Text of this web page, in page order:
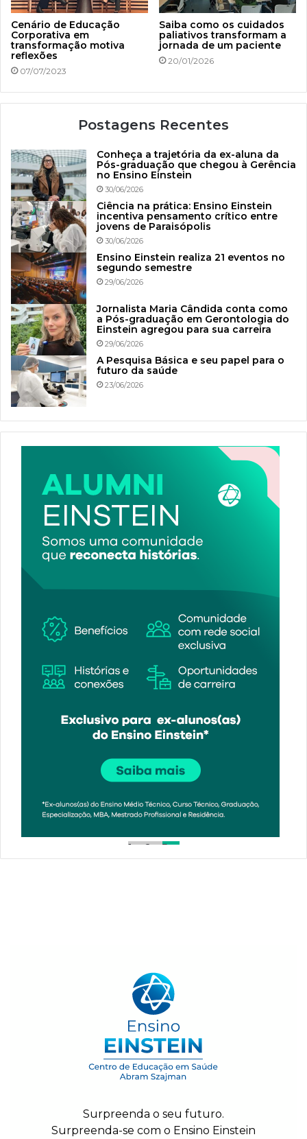
Cenário de Educação
Corporativa em
transformação motiva
reflexões
07/07/2023
Saiba como os cuidados
paliativos transformam a
jornada de um paciente
20/01/2026
Postagens Recentes
Conheça a trajetória da ex-aluna da
Pós-graduação que chegou à Gerência
no Ensino Einstein
30/06/2026
Ciência na prática: Ensino Einstein
incentiva pensamento crítico entre
jovens de Paraisópolis
30/06/2026
Ensino Einstein realiza 21 eventos no
segundo semestre
29/06/2026
Jornalista Maria Cândida conta como
a Pós-graduação em Gerontologia do
Einstein agregou para sua carreira
29/06/2026
A Pesquisa Básica e seu papel para o
futuro da saúde
23/06/2026
1 2 3
Surpreenda o seu futuro.
Surpreenda-se com o Ensino Einstein